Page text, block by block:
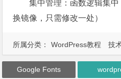
集中管理：函数逻辑集
换镜像，只需修改一处）
所属分类： WordPress教程 技
Google Fonts